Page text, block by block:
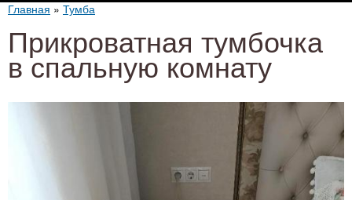
Главная » Тумба
Прикроватная тумбочка
в спальную комнату